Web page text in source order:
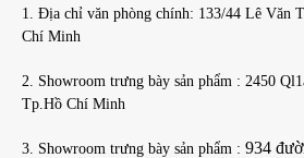
1. Địa chỉ văn phòng chính: 133/44 Lê Văn
Chí Minh
2. Showroom trưng bày sản phẩm : 2450
Tp.Hồ Chí Minh
3. Showroom trưng bày sản phẩm : 934